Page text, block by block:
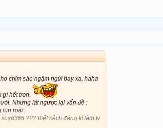
chim sáo ngậm ngùi bay xa, haha
gì hết trơn.
Nhưng lật ngược lại vấn đề :
lun roài .
??? Biết cách đăng kí làm tv